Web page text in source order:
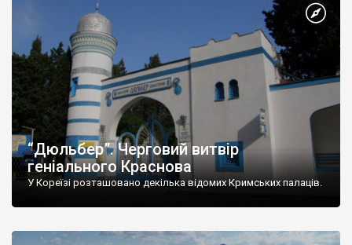
“Дюльбер”. Черговий витвір
геніального Краснова
У Кореїзі розташовано декілька відомих Кримських палаців.